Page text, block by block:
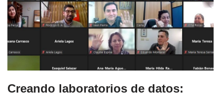
Creando laboratorios de datos: